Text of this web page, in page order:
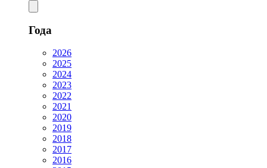
Года
2026
2025
2024
2023
2022
2021
2020
2019
2018
2017
2016